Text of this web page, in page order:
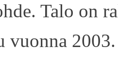
Talo on
vuonna 2003.